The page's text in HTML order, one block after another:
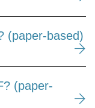
(paper-based)
(paper-